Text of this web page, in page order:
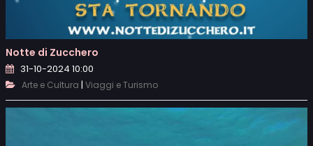
Notte di Zucchero
31-10-2024 10:00
Arte e Cultura | Viaggi e Turismo